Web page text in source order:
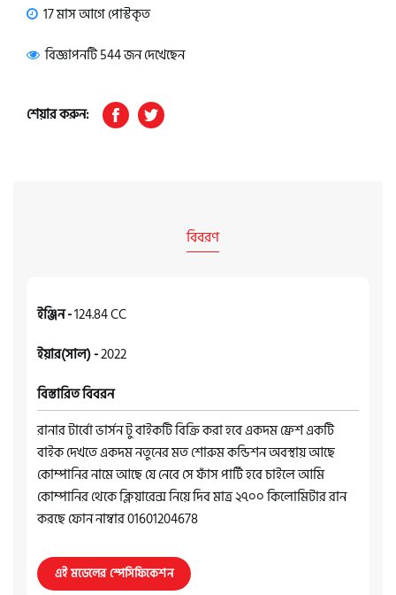
17 মাস আগে পোস্টকৃত
বিজ্ঞাপনটি 544 জন দেখেছেন
শেয়ার করুন:
বিবরণ
ইঞ্জিন -124.84 CC
ইয়ার(সাল) -2022
বিস্তারিত বিবরন
রানার টার্বো ভার্সন টু বাইকটি বিক্রি করা হবে একদম ফ্রেশ একটি
বাইক দেখতে একদম নতুনের মত শোরুম কন্ডিশন অবস্থায় আছে
কোম্পানির নামে আছে যে নেবে সে ফাঁস পার্টি হবে চাইলে আমি
কোম্পানির থেকে ক্লিয়ারেন্স নিয়ে দিব মাত্র ২৭০০ কিলোমিটার রান
করছে ফোন নাম্বার 01601204678
এই মডেলের স্পেসিফিকেশন